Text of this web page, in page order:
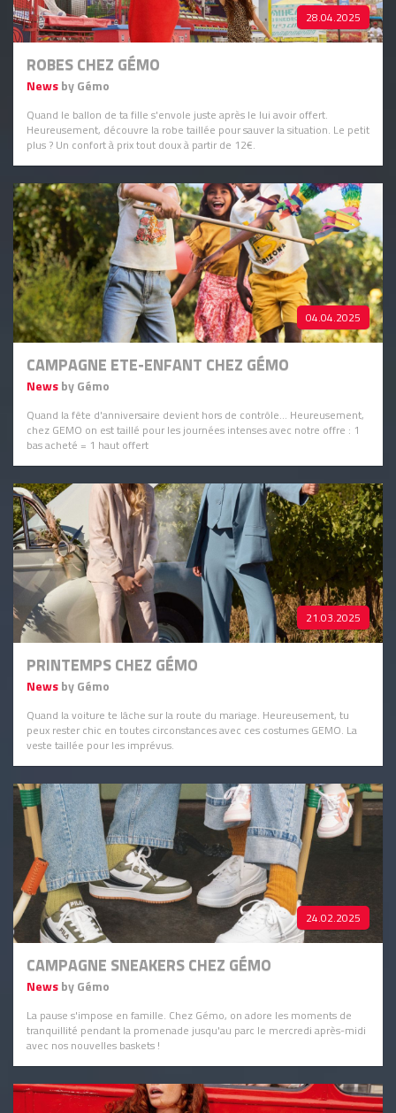
28.04.2025
ROBES CHEZ GÉMO
Newsby Gémo
Quand le ballon de ta fille s'envole juste après le lui avoir offert.
Heureusement, découvre la robe taillée pour sauver la situation. Le petit
plus ? Un confort à prix tout doux à partir de 12€.
04.04.2025
CAMPAGNE ETE-ENFANT CHEZ GÉMO
Newsby Gémo
Quand la fête d'anniversaire devient hors de contrôle... Heureusement,
chez GEMO on est taillé pour les journées intenses avec notre offre : 1
bas acheté = 1 haut offert
21.03.2025
PRINTEMPS CHEZ GÉMO
Newsby Gémo
Quand la voiture te lâche sur la route du mariage. Heureusement, tu
peux rester chic en toutes circonstances avec ces costumes GEMO. La
veste taillée pour les imprévus.
24.02.2025
CAMPAGNE SNEAKERS CHEZ GÉMO
Newsby Gémo
La pause s'impose en famille. Chez Gémo, on adore les moments de
tranquillité pendant la promenade jusqu'au parc le mercredi après-midi
avec nos nouvelles baskets !